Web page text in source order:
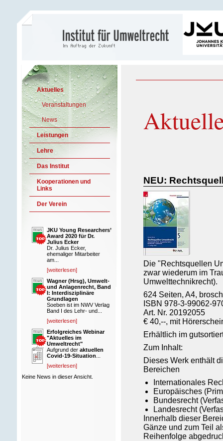
NEU:
Die "Rechtsquellen
zwar wiederum im
Umwelttechnikrecht).
624 Seiten, A4,
ISBN 978-3-99062-
Art. Nr. 20192055
€ 40,--, mit
Erhältlich im
Zum Inhalt:
Dieses Werk enthält
Bereichen
Internationales
Europäisches
Bundesrecht
Landesrecht
Innerhalb dieser
Gänze und zum Teil
Reihenfolge
Aktuelles
Veranstaltungen
News
Leistungen
Lehre
Das Institut
Kooperationen und
Links
Der Verein
JKU Young Researchers’
Award 2020 für Dr.
Julius Ecker
Dr. Julius Ecker,
ehemaliger Mitarbeiter
am...
[weiterlesen]
Wagner (Hrsg), Umwelt-
und Anlagenrecht, Band
I: Interdisziplinäre
Grundlagen
Soeben ist im NWV Verlag
Band I des Lehr- und...
[weiterlesen]
Erfolgreiches Webinar
"Aktuelles im
Umweltrecht"
Aufgrund der aktuellen
Covid-19-Situation
[weiterlesen]
Keine News in dieser Ansicht.